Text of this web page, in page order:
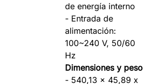
de energía interno
- Entrada de
alimentación:
100~240 V, 50/60
Hz
Dimensiones y peso
- 540,13 x 45,89 x